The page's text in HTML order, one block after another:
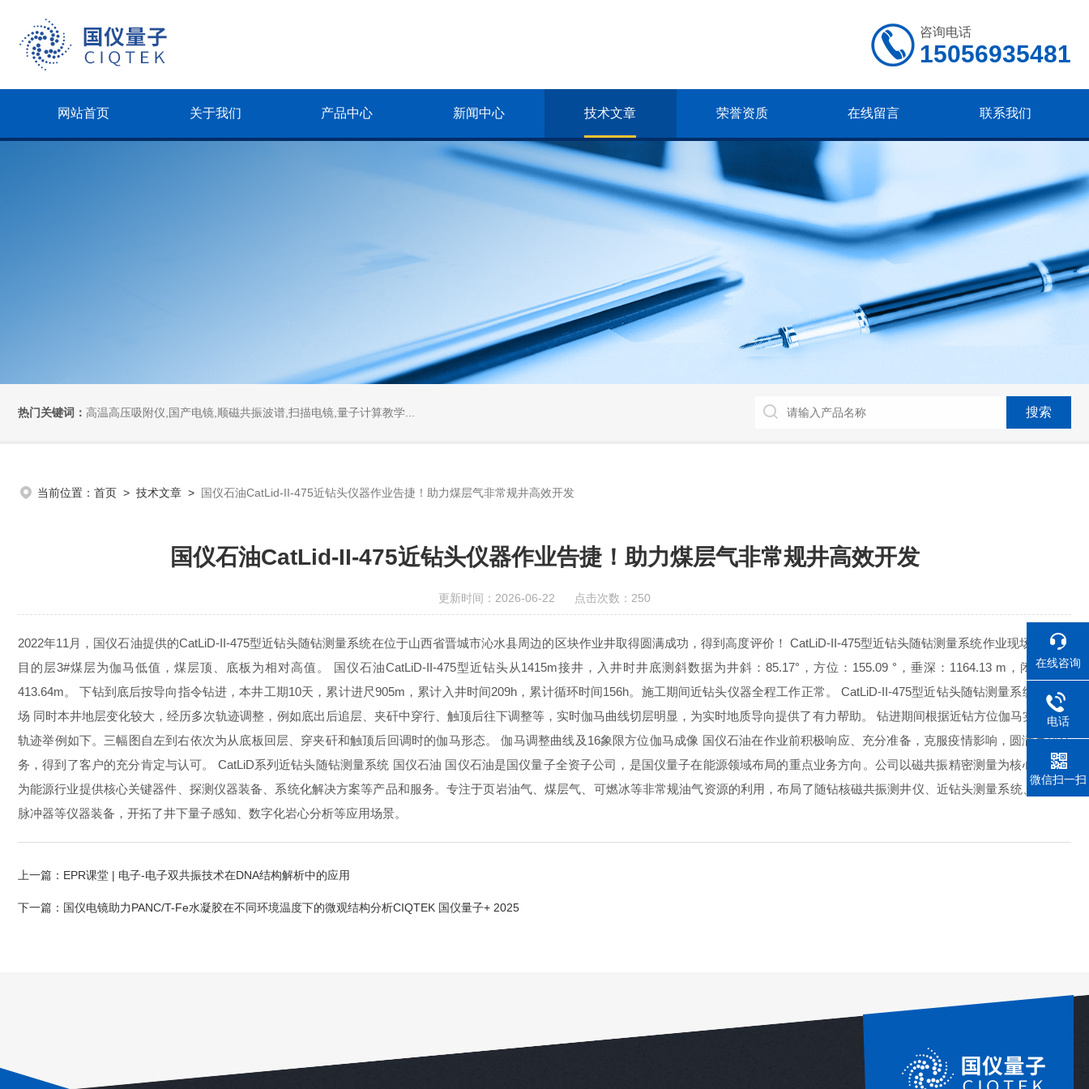
咨询电话
15056935481
网站首页 关于我们 产品中心 新闻中心 技术文章 荣誉资质 在线留言 联系我们
热门关键词： 高温高压吸附仪,国产电镜,顺磁共振波谱,扫描电镜,量子计算教学...
当前位置： 首页 > 技术文章 > 国仪石油CatLid-II-475近钻头仪器作业告捷！助力煤层气非常规井高效开发
国仪石油CatLid-II-475近钻头仪器作业告捷！助力煤层气非常规井高效开发
更新时间：2026-06-22 点击次数：250
2022年11月，国仪石油提供的CatLiD-II-475型近钻头随钻测量系统在位于山西省晋城市沁水县周边的区块作业井取得圆满成功，得到高度评价！ CatLiD-II-475型近钻头随钻测量系统作业现场 作业井
目的层3#煤层为伽马低值，煤层顶、底板为相对高值。 国仪石油CatLiD-II-475型近钻头从1415m接井，入井时井底测斜数据为井斜：85.17°，方位：155.09 °，垂深：1164.13 m，闭合距：
413.64m。 下钻到底后按导向指令钻进，本井工期10天，累计进尺905m，累计入井时间209h，累计循环时间156h。施工期间近钻头仪器全程工作正常。 CatLiD-II-475型近钻头随钻测量系统作业现
场 同时本井地层变化较大，经历多次轨迹调整，例如底出后追层、夹矸中穿行、触顶后往下调整等，实时伽马曲线切层明显，为实时地质导向提供了有力帮助。 钻进期间根据近钻方位伽马实时调整
轨迹举例如下。三幅图自左到右依次为从底板回层、穿夹矸和触顶后回调时的伽马形态。 伽马调整曲线及16象限方位伽马成像 国仪石油在作业前积极响应、充分准备，克服疫情影响，圆满完成任
务，得到了客户的充分肯定与认可。 CatLiD系列近钻头随钻测量系统 国仪石油 国仪石油是国仪量子全资子公司，是国仪量子在能源领域布局的重点业务方向。公司以磁共振精密测量为核心技术，
为能源行业提供核心关键器件、探测仪器装备、系统化解决方案等产品和服务。专注于页岩油气、煤层气、可燃冰等非常规油气资源的利用，布局了随钻核磁共振测井仪、近钻头测量系统、高速率
脉冲器等仪器装备，开拓了井下量子感知、数字化岩心分析等应用场景。
上一篇： EPR课堂 | 电子-电子双共振技术在DNA结构解析中的应用
下一篇： 国仪电镜助力PANC/T-Fe水凝胶在不同环境温度下的微观结构分析CIQTEK 国仪量子+ 2025
在线咨询
电话
微信扫一扫